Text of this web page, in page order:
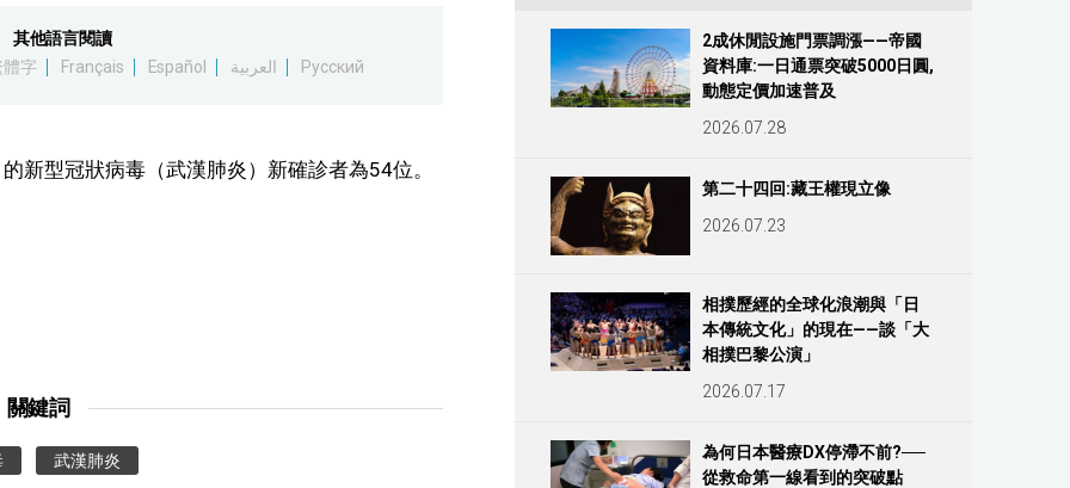
科學技術
運動
其他語言閱讀
體字
Français Español العربية Русский
新型冠狀病毒（武漢肺炎）新確診者為54位。
關鍵詞
武漢肺炎
2成休閒設施門票調漲——帝國
資料庫:一日通票突破5000日圓,
動態定價加速普及
2026.07.28
第二十四回:藏王權現立像
2026.07.23
相撲歷經的全球化浪潮與「日
本傳統文化」的現在——談「大
相撲巴黎公演」
2026.07.17
為何日本醫療DX停滯不前?──
從救命第一線看到的突破點